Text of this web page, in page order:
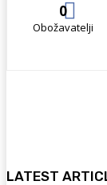
0
Obožavatelji
LATEST